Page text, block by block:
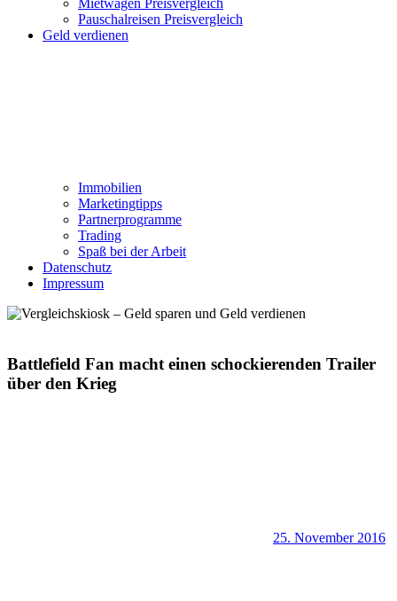
Mietwagen Preisvergleich
Pauschalreisen Preisvergleich
Geld verdienen
Immobilien
Marketingtipps
Partnerprogramme
Trading
Spaß bei der Arbeit
Datenschutz
Impressum
Battlefield Fan macht einen schockierenden Trailer
über den Krieg
25. November 2016